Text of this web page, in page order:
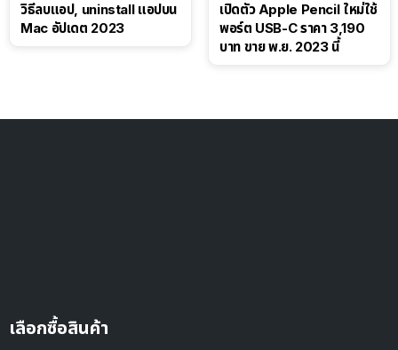
วิธีลบแอป, uninstall แอปบน
Mac อัปเดต 2023
เปิดตัว Apple Pencil ใหม่ใช้
พอร์ต USB-C ราคา 3,190
บาท ขาย พ.ย. 2023 นี้
เลือกซื้อสินค้า